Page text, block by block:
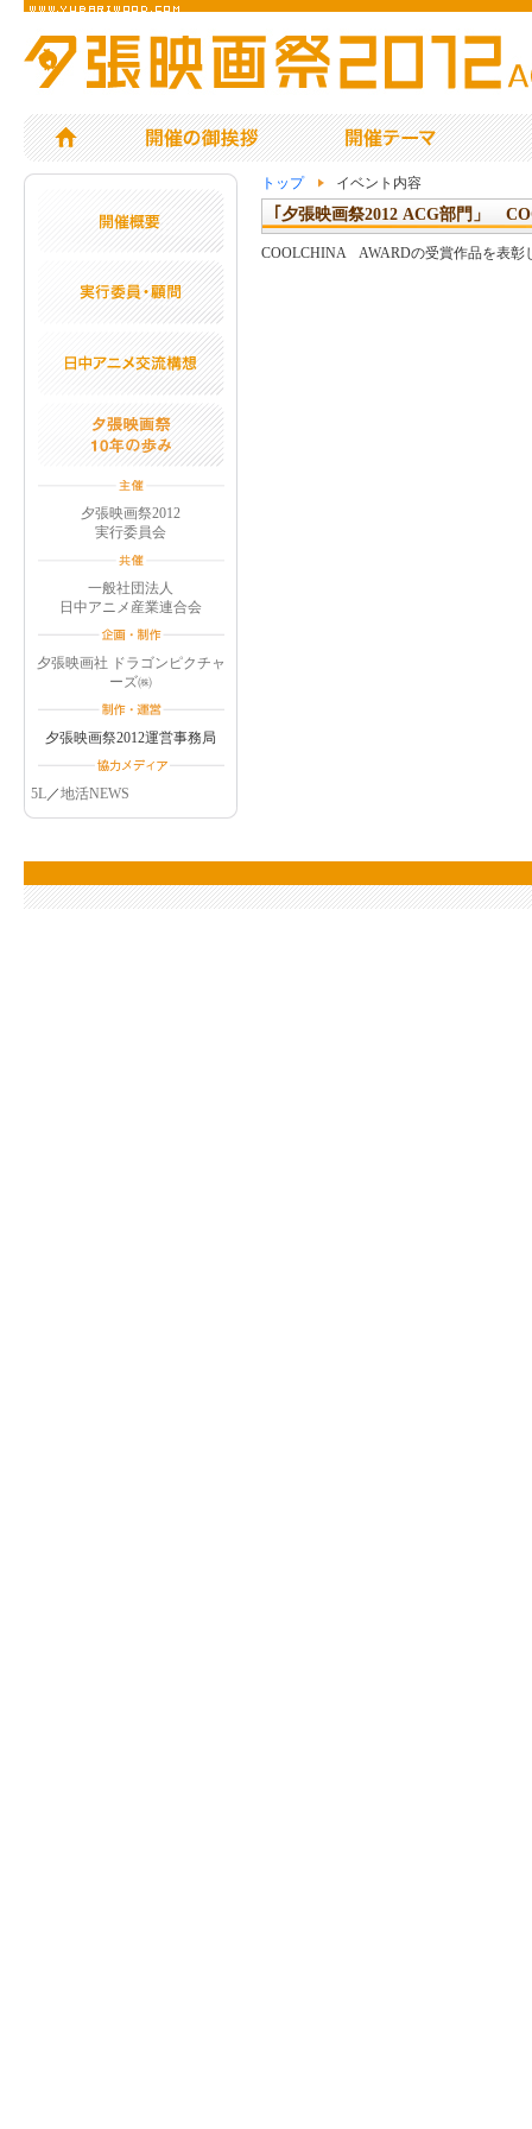
夕張映画祭2012
実行委員会
一般社団法人
日中アニメ産業連合会
夕張映画社 ドラゴンピクチャ
ーズ㈱
夕張映画祭2012運営事務局
5L／地活NEWS
トップ イベント内容
｢夕張映画祭2012 ACG部門」
COOLCHINA AWARDの受賞作品を表彰